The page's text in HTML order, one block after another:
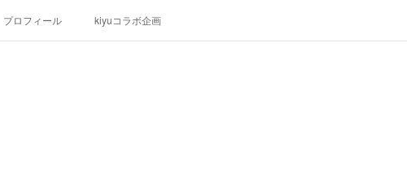
プロフィール kiyuコラボ企画